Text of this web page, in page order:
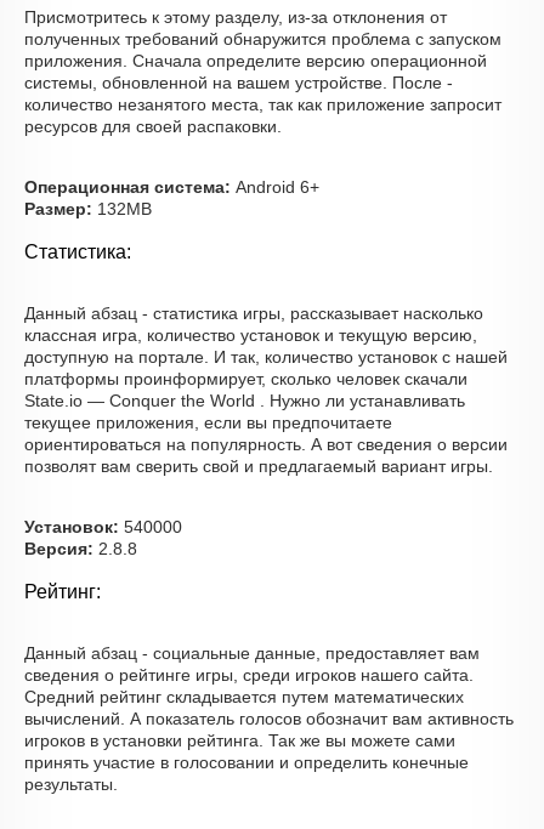
Присмотритесь к этому разделу, из-за отклонения от
полученных требований обнаружится проблема с запуском
приложения. Сначала определите версию операционной
системы, обновленной на вашем устройстве. После -
количество незанятого места, так как приложение запросит
ресурсов для своей распаковки.
Операционная система: Android 6+
Размер: 132MB
Статистика:
Данный абзац - статистика игры, рассказывает насколько
классная игра, количество установок и текущую версию,
доступную на портале. И так, количество установок с нашей
платформы проинформирует, сколько человек скачали
State.io — Conquer the World . Нужно ли устанавливать
текущее приложения, если вы предпочитаете
ориентироваться на популярность. А вот сведения о версии
позволят вам сверить свой и предлагаемый вариант игры.
Установок: 540000
Версия: 2.8.8
Рейтинг:
Данный абзац - социальные данные, предоставляет вам
сведения о рейтинге игры, среди игроков нашего сайта.
Средний рейтинг складывается путем математических
вычислений. А показатель голосов обозначит вам активность
игроков в установки рейтинга. Так же вы можете сами
принять участие в голосовании и определить конечные
результаты.